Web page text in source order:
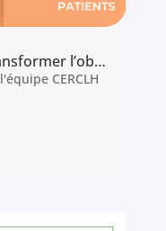
HDJ en SMR : comment transformer l’obligation réglementaire en stratégie de croissance ?
CERCLH